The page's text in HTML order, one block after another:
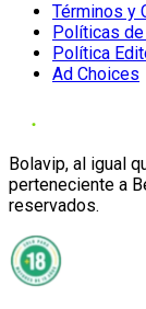
Términos y
Políticas
Política
Ad Choices
Bolavip, al igual
perteneciente a
reservados.